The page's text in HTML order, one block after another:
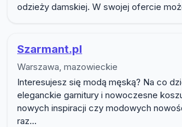
odzieży damskiej. W swojej ofercie
Szarmant.pl
Warszawa, mazowieckie
Interesujesz się modą męską? Na co
eleganckie garnitury i nowoczesne
nowych inspiracji czy modowych
raz...